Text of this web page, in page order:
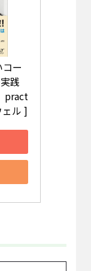
ー
践
pract
ル ]